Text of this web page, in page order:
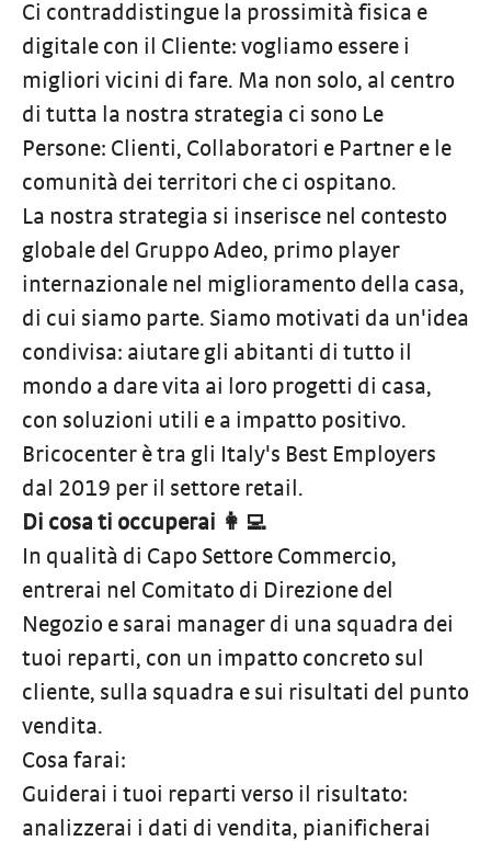
Ci contraddistingue la prossimità fisica e
digitale con il Cliente: vogliamo essere i
migliori vicini di fare. Ma non solo, al centro
di tutta la nostra strategia ci sono Le
Persone: Clienti, Collaboratori e Partner e le
comunità dei territori che ci ospitano.
La nostra strategia si inserisce nel contesto
globale del Gruppo Adeo, primo player
internazionale nel miglioramento della casa,
di cui siamo parte. Siamo motivati da un'idea
condivisa: aiutare gli abitanti di tutto il
mondo a dare vita ai loro progetti di casa,
con soluzioni utili e a impatto positivo.
Bricocenter è tra gli Italy's Best Employers
dal 2019 per il settore retail.
Di cosa ti occuperai 👩‍💻
In qualità di Capo Settore Commercio,
entrerai nel Comitato di Direzione del
Negozio e sarai manager di una squadra dei
tuoi reparti, con un impatto concreto sul
cliente, sulla squadra e sui risultati del punto
vendita.
Cosa farai:
Guiderai i tuoi reparti verso il risultato:
analizzerai i dati di vendita, pianificherai